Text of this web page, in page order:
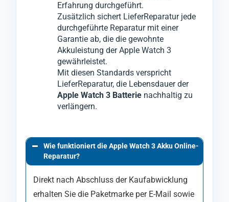
Erfahrung durchgeführt.
Zusätzlich sichert LieferReparatur jede
durchgeführte Reparatur mit einer
Garantie ab, die die gewohnte
Akkuleistung der Apple Watch 3
gewährleistet.
Mit diesen Standards verspricht
LieferReparatur, die Lebensdauer der
Apple Watch 3 Batterie nachhaltig zu
verlängern.
Wie funktioniert die Apple Watch 3 Akku Online-
Reparatur?
Direkt nach Abschluss der Kaufabwicklung
erhalten Sie die Paketmarke per E-Mail sowie